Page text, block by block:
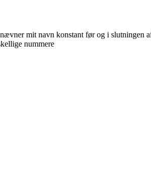
mit navn konstant før og i slutningen
nummere